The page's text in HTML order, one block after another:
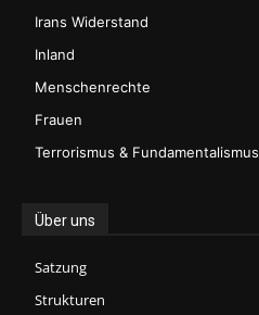
Irans Widerstand
Inland
Menschenrechte
Frauen
Terrorismus & Fundamentalismus
Über uns
Satzung
Strukturen